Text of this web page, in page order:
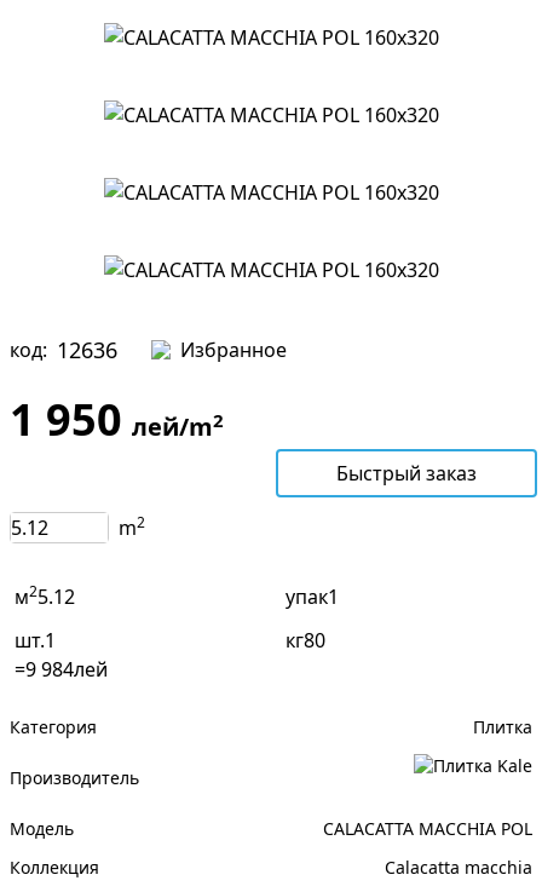
код: 12636 Избранное
1 950 лей/m2
Быстрый заказ
m2
м2
упак
шт.
кг
=9 984лей
Категория Плитка
Производитель
Модель
CALACATTA MACCHIA POL
Коллекция
Calacatta macchia